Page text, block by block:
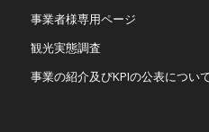
事業者様専用ページ
観光実態調査
事業の紹介及びKPIの公表につい